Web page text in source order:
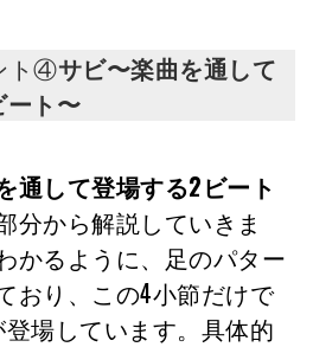
ト④サビ〜楽曲を通して
ト〜
通して登場する2ビート
分から解説していきま
かるように、足のパター
おり、この4小節だけで
場しています。具体的